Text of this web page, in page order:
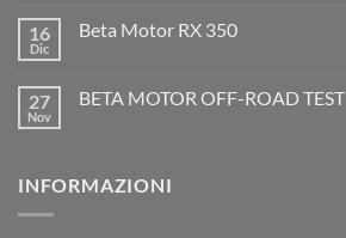
2026:
è
arrivata
su
Motocross
è
16
Dic
Beta Motor RX 350
Beta
27
Nov
BETA MOTOR OFF-ROAD TEST
MOTOR
INFORMAZIONI